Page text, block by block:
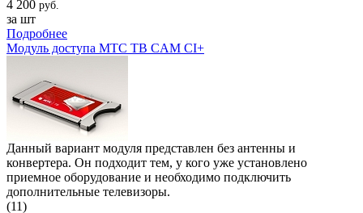
4 200 руб.
за шт
Подробнее
Модуль доступа МТС ТВ CAM CI+
Данный вариант модуля представлен без антенны и
конвертера. Он подходит тем, у кого уже установлено
приемное оборудование и необходимо подключить
дополнительные телевизоры.
(11)